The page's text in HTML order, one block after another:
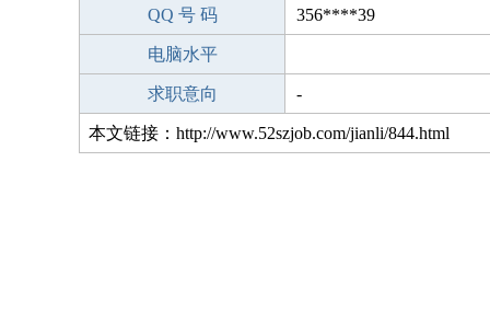
QQ 号 码 356****39
电脑水平
求职意向 -
本文链接：http://www.52szjob.com/jianli/844.html